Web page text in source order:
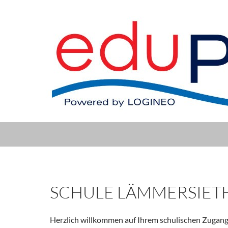
SCHULE
Herzlich willkommen auf Ihrem schulischen